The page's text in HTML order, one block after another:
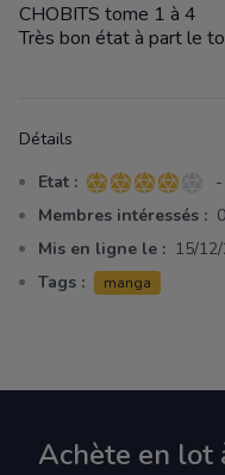
Description
CHOBITS tome 1 à 4
Très bon état à part le
Détails
Etat : 4 sur 5 étoiles
Membres intéressés :
Mis en ligne le : 15/
Tags :
manga
Achète en lot